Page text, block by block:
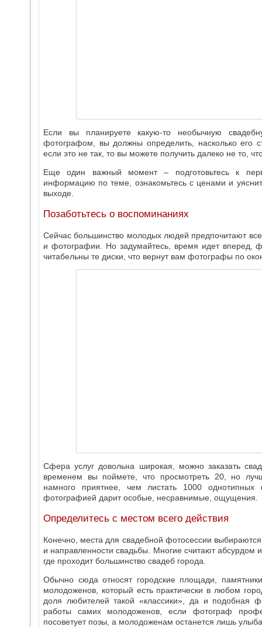
Если вы планируете какую-то необычную
фотографом, вы должны определить, насколько его
если это не так, то вы можете получить далеко не то,
Еще один важный момент – подготовьтесь к
информацию по теме, ознакомьтесь с ценами и
выходе.
Позаботьтесь о воспоминаниях
Сейчас большинство молодых людей предпочитают
и фотографии. Но задумайтесь, время идет вперед,
читабельны те диски, что вернут вам фотографы по
Сфера услуг довольна широкая, можно заказать
временем вы поймете, что просмотреть 20, но
намного приятнее, чем листать 1000
фотографией дарит особые, несравнимые, ощущения.
Определитесь с местом всего действия
Конечно, места для свадебной фотосессии
и направленности свадьбы. Многие считают абсурдом
где проходит большинство свадеб города.
Обычно сюда относят городские площади,
молодоженов, который есть практически в любом
доля любителей такой «классики», да и подобная
работы самих молодоженов, если фотограф
посоветует позы, а молодоженам останется лишь